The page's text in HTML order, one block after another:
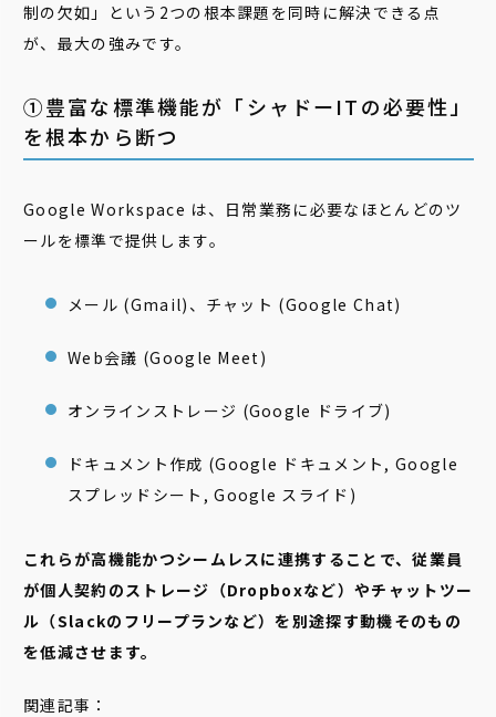
制の欠如」という2つの根本課題を同時に解決できる点
が、最大の強みです。
①豊富な標準機能が「シャドーITの必要性」
を根本から断つ
Google Workspace は、日常業務に必要なほとんどのツ
ールを標準で提供します。
メール (Gmail)、チャット (Google Chat)
Web会議 (Google Meet)
オンラインストレージ (Google ドライブ)
ドキュメント作成 (Google ドキュメント, Google
スプレッドシート, Google スライド)
これらが高機能かつシームレスに連携することで、従業員
が個人契約のストレージ（Dropboxなど）やチャットツー
ル（Slackのフリープランなど）を別途探す動機そのもの
を低減させます。
関連記事：